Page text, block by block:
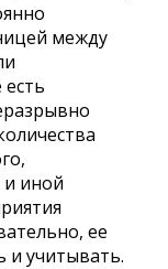
между
и иной
ее
и учитывать.